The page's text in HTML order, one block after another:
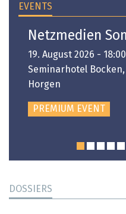
EVENTS
Netzmedien
19. August 2026 -
Seminarhotel Bocken,
Horgen
PREMIUM EVENT
DOSSIERS